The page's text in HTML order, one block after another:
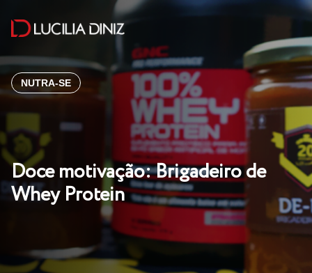
NUTRA-SE
Doce motivação: Brigadeiro de
Whey Protein